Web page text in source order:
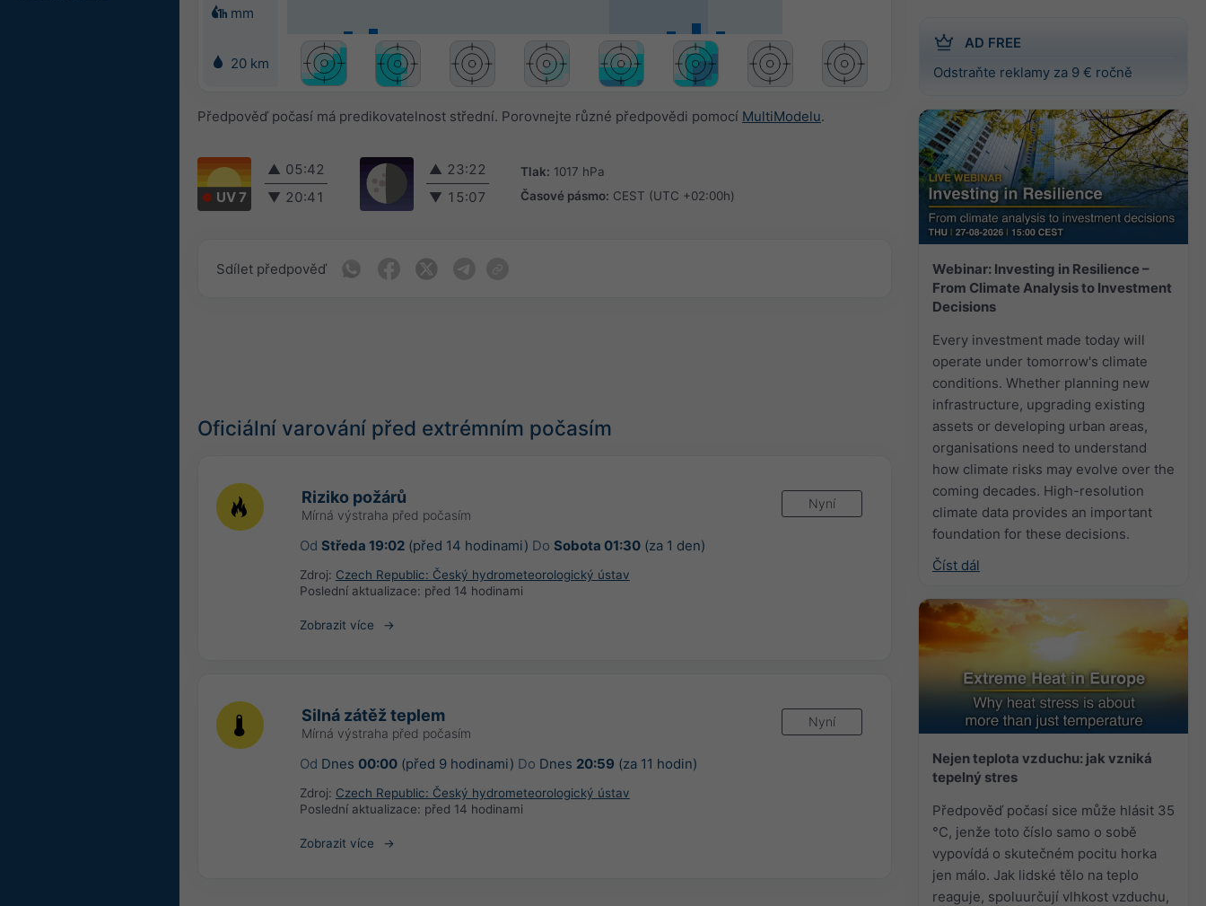
AD FREE
Odstraňte reklamy za 9 € ročně
Webinar: Investing in Resilience –
From Climate Analysis to Investment
Decisions
Every investment made today will
operate under tomorrow's climate
conditions. Whether planning new
infrastructure, upgrading existing
assets or developing urban areas,
organisations need to understand
how climate risks may evolve over the
coming decades. High-resolution
climate data provides an important
foundation for these decisions.
Číst dál
Nejen teplota vzduchu: jak vzniká
tepelný stres
Předpověď počasí sice může hlásit 35
°C, jenže toto číslo samo o sobě
vypovídá o skutečném pocitu horka
jen málo. Jak lidské tělo na teplo
reaguje, spoluurčují vlhkost vzduchu,
mm
20 km
Předpověď počasí má predikovatelnost střední. Porovnejte různé předpovědi pomocí MultiModelu.
UV 7
▲ 05:42
▼ 20:41
▲ 23:22
▼ 15:07
Tlak: 1017 hPa
Časové pásmo: CEST (UTC +02:00h)
Sdílet předpověď
Oficiální varování před extrémním počasím
Riziko požárů
Mírná výstraha před počasím
Nyní
Od Středa 19:02(před 14 hodinami) Do Sobota 01:30(za 1 den)
Zdroj: Czech Republic: Český hydrometeorologický ústav
Poslední aktualizace: před 14 hodinami
Zobrazit více
Silná zátěž teplem
Mírná výstraha před počasím
Nyní
Od Dnes 00:00(před 9 hodinami) Do Dnes 20:59 (za 11 hodin)
Zdroj: Czech Republic: Český hydrometeorologický ústav
Poslední aktualizace: před 14 hodinami
Zobrazit více